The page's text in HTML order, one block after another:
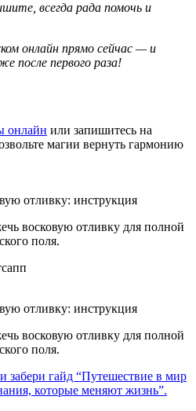
всегда рада помочь и
онлайн прямо сейчас — и
после первого раза!
онлайн или запишитесь на
магии вернуть гармонию
отливку: инструкция
восковую отливку для полной
поля.
отливку: инструкция
восковую отливку для полной
поля.
забери гайд “Путешествие в мир
которые меняют жизнь”.